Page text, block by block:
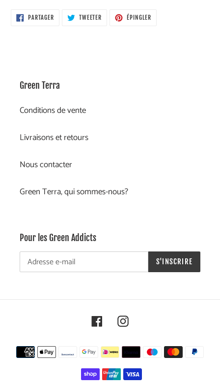
PARTAGERPARTAGER
SUR
TWEETER TWEETER
ÉPINGLER
Green Terra
Conditions de vente
Livraisons et retours
Nous contacter
Green Terra, qui sommes-nous?
Pour les Green Addicts
S'INSCRIRE
FacebookInstagram
Moyens
de
paiement